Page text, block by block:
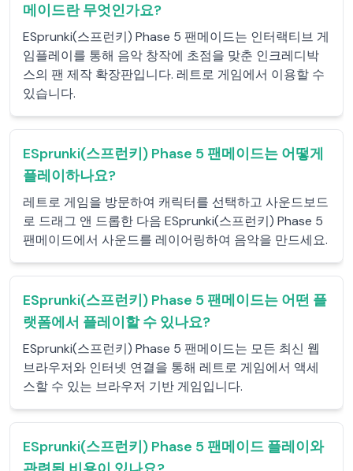
메이드란 무엇인가요?
ESprunki(스프런키) Phase 5 팬메이드는 인터랙티브 게
임플레이를 통해 음악 창작에 초점을 맞춘 인크레디박
스의 팬 제작 확장판입니다. 레트로 게임에서 이용할 수
있습니다.
ESprunki(스프런키) Phase 5 팬메이드는 어떻게
플레이하나요?
레트로 게임을 방문하여 캐릭터를 선택하고 사운드보드
로 드래그 앤 드롭한 다음 ESprunki(스프런키) Phase 5
팬메이드에서 사운드를 레이어링하여 음악을 만드세요.
ESprunki(스프런키) Phase 5 팬메이드는 어떤 플
랫폼에서 플레이할 수 있나요?
ESprunki(스프런키) Phase 5 팬메이드는 모든 최신 웹
브라우저와 인터넷 연결을 통해 레트로 게임에서 액세
스할 수 있는 브라우저 기반 게임입니다.
ESprunki(스프런키) Phase 5 팬메이드 플레이와